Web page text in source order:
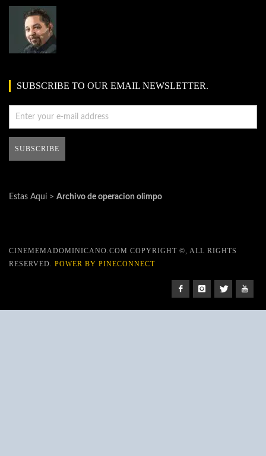
SUBSCRIBE TO OUR EMAIL NEWSLETTER.
Estas Aquí > Archivo de operacion olimpo
CINEMEMADOMINICANO.COM COPYRIGHT ©, ALL RIGHTS
RESERVED. POWER BY PINECONNECT